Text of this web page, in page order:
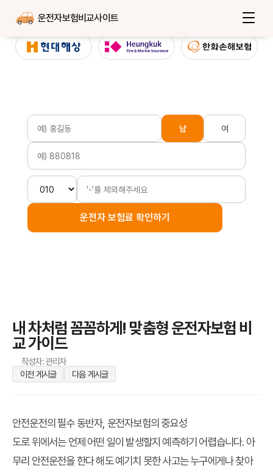
운전자보험비교사이트
남 여
운전자 보험료 확인하기
내 차처럼 꼼꼼하게! 맞춤형 운전자보험 비
교 가이드
작성자: 관리자
이전 게시글
다음 게시글
안전운전의 필수 동반자, 운전자보험의 중요성
도로 위에서는 언제 어떤 일이 발생할지 예측하기 어렵습니다. 아
무리 안전운전을 한다 해도 예기치 못한 사고는 누구에게나 찾아